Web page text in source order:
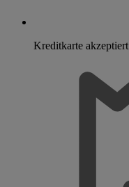
Kreditkarte akzeptiert